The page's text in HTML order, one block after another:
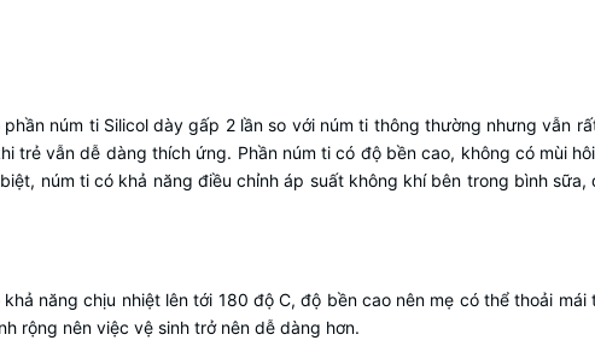
núm ti Silicol dày gấp 2 lần so với núm ti thông thường nhưng vẫn
trẻ vẫn dễ dàng thích ứng. Phần núm ti có độ bền cao, không có mùi
núm ti có khả năng điều chỉnh áp suất không khí bên trong bình
năng chịu nhiệt lên tới 180 độ C, độ bền cao nên mẹ có thể thoải
rộng nên việc vệ sinh trở nên dễ dàng hơn.